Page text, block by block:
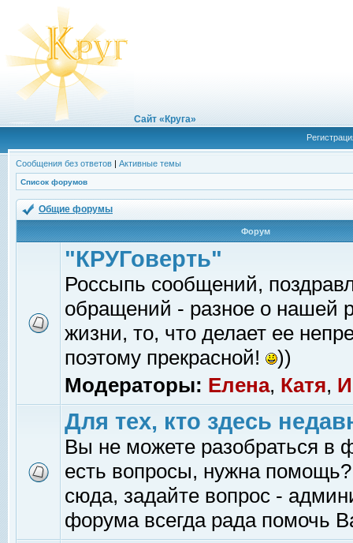
Сайт «Круга»
Сообщения без ответов | Активные темы
Список форумов
Общие форумы
Форум
"КРУГоверть"
Россыпь сообщений,
обращений - разное о нашей
жизни, то, что делает ее
поэтому прекрасной!
))
Модераторы: Елена, Катя,
Для тех, кто здесь
Вы не можете разобраться в
есть вопросы, нужна помощь?
сюда, задайте вопрос -
форума всегда рада помочь